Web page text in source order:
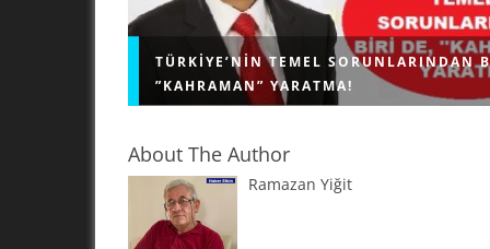
TÜRKIYE’NIN TEMEL SORUNLARINDAN
”KAHRAMAN” YARATMA!
"KAHRAMAN" YARATMA! Geri bıraktırılmış
About The Author
Ramazan Yiğit